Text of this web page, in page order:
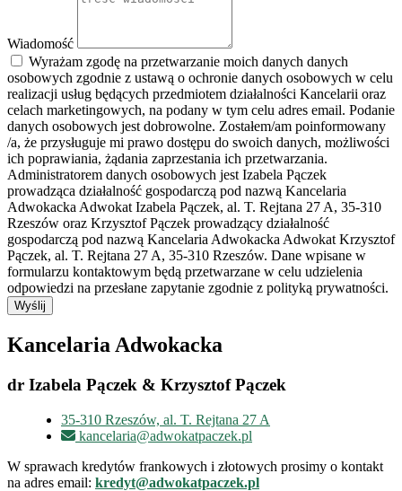
Wiadomość
Wyrażam zgodę na przetwarzanie moich danych danych
osobowych zgodnie z ustawą o ochronie danych osobowych w celu
realizacji usług będących przedmiotem działalności Kancelarii oraz
celach marketingowych, na podany w tym celu adres email. Podanie
danych osobowych jest dobrowolne. Zostałem/am poinformowany
/a, że przysługuje mi prawo dostępu do swoich danych, możliwości
ich poprawiania, żądania zaprzestania ich przetwarzania.
Administratorem danych osobowych jest Izabela Pączek
prowadząca działalność gospodarczą pod nazwą Kancelaria
Adwokacka Adwokat Izabela Pączek, al. T. Rejtana 27 A, 35-310
Rzeszów oraz Krzysztof Pączek prowadzący działalność
gospodarczą pod nazwą Kancelaria Adwokacka Adwokat Krzysztof
Pączek, al. T. Rejtana 27 A, 35-310 Rzeszów. Dane wpisane w
formularzu kontaktowym będą przetwarzane w celu udzielenia
odpowiedzi na przesłane zapytanie zgodnie z polityką prywatności.
Wyślij
Kancelaria Adwokacka
dr Izabela Pączek & Krzysztof Pączek
35-310 Rzeszów, al. T. Rejtana 27 A
kancelaria@adwokatpaczek.pl
W sprawach kredytów frankowych i złotowych prosimy o kontakt
na adres email: kredyt@adwokatpaczek.pl